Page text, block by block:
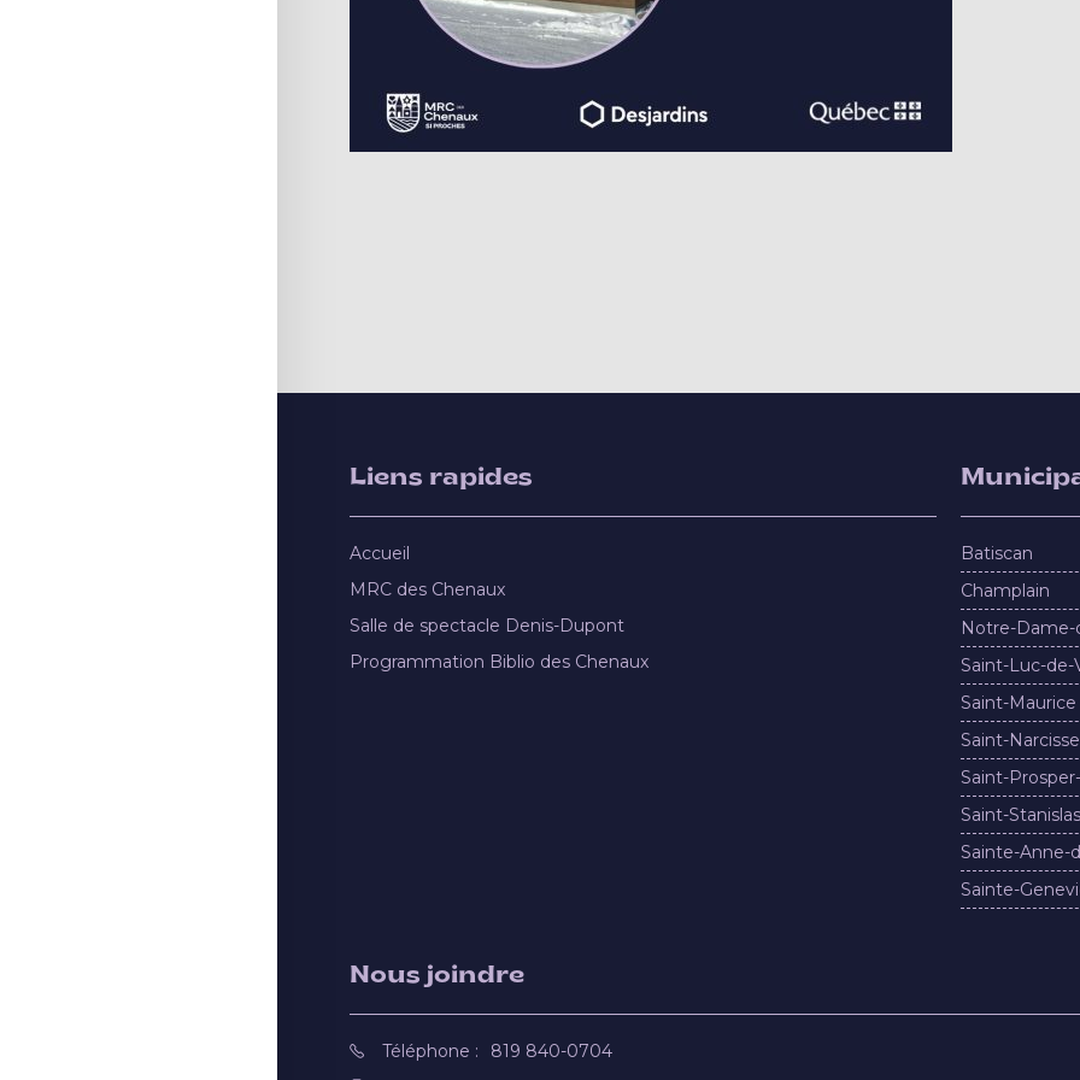
Liens rapides
Accueil
MRC des Chenaux
Salle de spectacle Denis-Dupont
Programmation Biblio des Chenaux
Batiscan
Champlain
Notre-Dame-
Saint-Luc-de-
Saint-Maurice
Saint-Narcisse
Saint-
Saint-Stanislas
Sainte-Anne-
Sainte-
Nous joindre
Téléphone :
819 840-0704